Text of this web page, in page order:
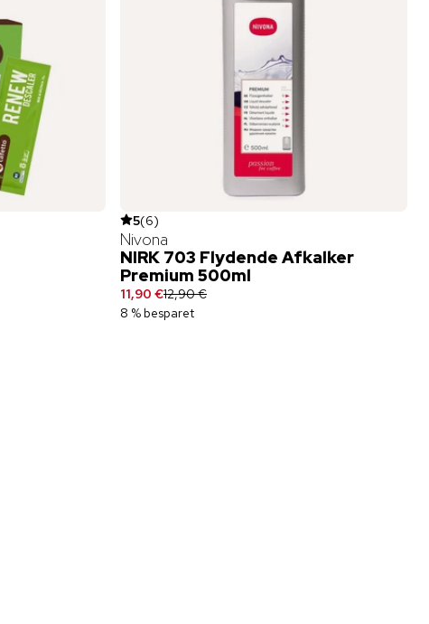
5(6)
Nivona
NIRK 703 Flydende Afkalker
Premium 500ml
11,90 €12,90 €
8 % besparet